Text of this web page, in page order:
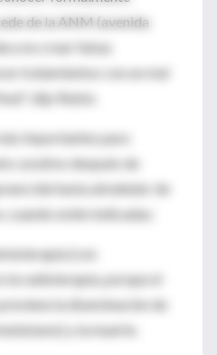
de la ANM (avenida
a no crear falsas
tratamientos con un mal
dijo Rubio.
importantes para
curativo después de
(de hasta alrededor de
cuando estén indicadas:
(con
radioterapia, porque el
la diseminación de
y la muerte.